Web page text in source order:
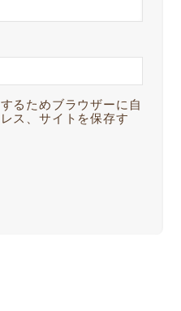
るためブラウザーに自
ス、サイトを保存す